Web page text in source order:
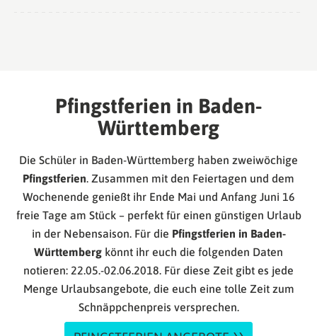
Pfingstferien in Baden-
Württemberg
Die Schüler in Baden-Württemberg haben zweiwöchige
Pfingstferien. Zusammen mit den Feiertagen und dem
Wochenende genießt ihr Ende Mai und Anfang Juni 16
freie Tage am Stück – perfekt für einen günstigen Urlaub
in der Nebensaison. Für die Pfingstferien in Baden-
Württemberg könnt ihr euch die folgenden Daten
notieren: 22.05.-02.06.2018. Für diese Zeit gibt es jede
Menge Urlaubsangebote, die euch eine tolle Zeit zum
Schnäppchenpreis versprechen.